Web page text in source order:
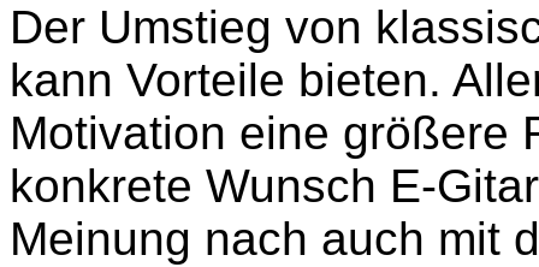
Der Umstieg von
kann Vorteile bieten.
Motivation eine größere
konkrete Wunsch E-
Meinung nach auch mit